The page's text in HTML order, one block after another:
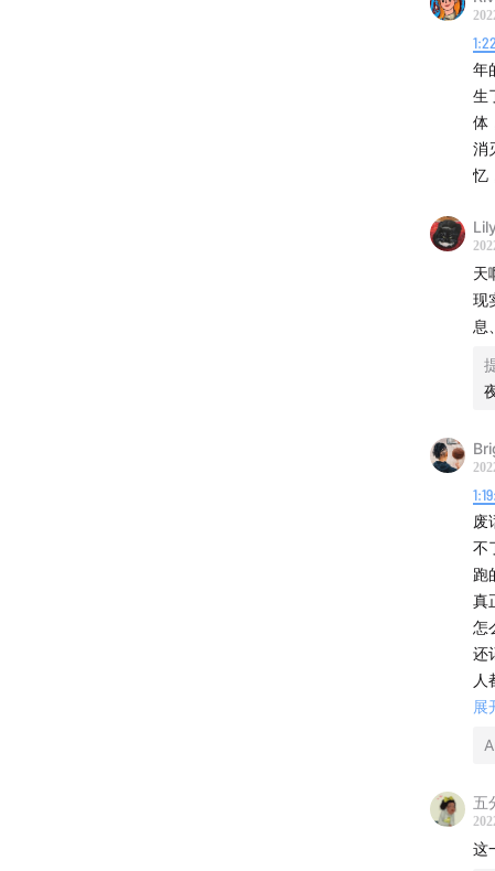
年
生
体
消
忆
天
现
息
废
不
跑
真
怎
还
人
刻
而
得
展
五
这